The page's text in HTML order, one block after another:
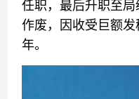
任职，最后升职至
作废，因收受巨额
年。